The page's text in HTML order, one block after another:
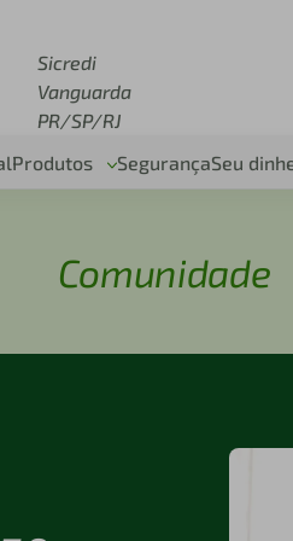
Sicredi
Vanguarda
PR/SP/RJ
Produtos SegurançaSeu
Comunidade